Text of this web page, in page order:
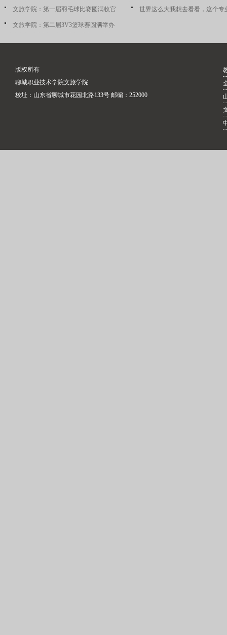
文旅学院：第一届羽毛球比赛圆满收官
文旅学院：第二届3V3篮球赛圆满举办
世界这么大我想去看看，这个专
版权所有
聊城职业技术学院文旅学院
校址：山东省聊城市花园北路133号 邮编：252000